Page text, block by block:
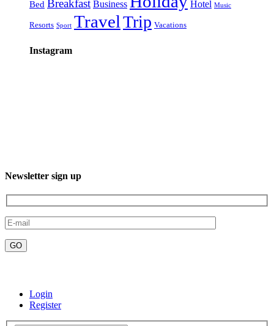
Bed Breakfast Business Hotel Music
Resorts Sport TravelTrip Vacations
Instagram
Newsletter sign up
Login
Register